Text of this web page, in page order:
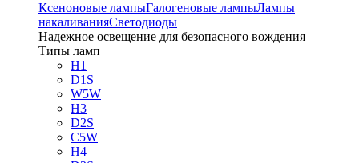
Ксеноновые лампыГалогеновые лампыЛампы
накаливанияСветодиоды
Надежное освещение для безопасного вождения
Типы ламп
H1
D1S
W5W
H3
D2S
C5W
H4